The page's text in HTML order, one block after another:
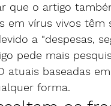
que o artigo
em vírus vivos
a "despesas,
pede mais
atuais baseadas
forma.